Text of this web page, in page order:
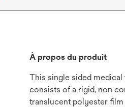
À propos du produit
This single sided
consists of a rigid, non
translucent polyester